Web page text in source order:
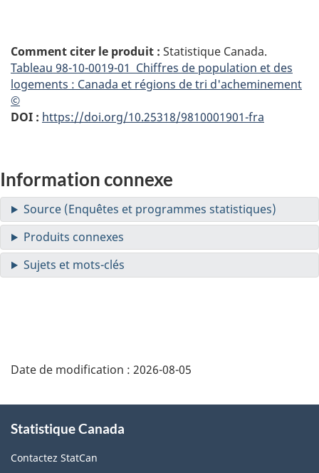
Comment citer le produit : Statistique Canada.
Tableau 98-10-0019-01 Chiffres de population et des
logements : Canada et régions de tri d'acheminement
©
DOI : https://doi.org/10.25318/9810001901-fra
Information connexe
Date de modification : 2026-08-05
propos
de
Statistique Canada
Contactez StatCan